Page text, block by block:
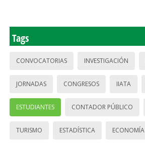
Tags
CONVOCATORIAS INVESTIGACIÓN
JORNADAS CONGRESOS IIATA
ESTUDIANTES CONTADOR PÚBLICO
TURISMO ESTADÍSTICA ECONOMÍA